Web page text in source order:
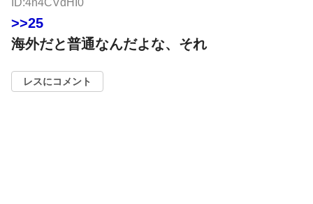
ID:4n4CVdHI0
>>25
海外だと普通なんだよな、それ
レスにコメント